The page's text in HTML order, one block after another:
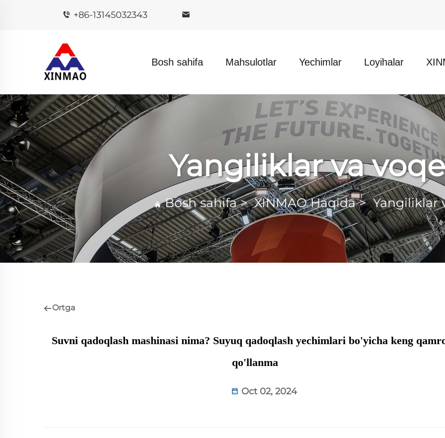
+86-13145032343
Bosh sahifa Mahsulotlar Yechimlar Loyihalar
Yangiliklar va
Bosh sahifa>XINMAO Haqida>Yangiliklar
Ortga
Suvni qadoqlash mashinasi nima? Suyuq qadoqlash yechimlari bo'yicha keng
qo'llanma
Oct 02, 2024